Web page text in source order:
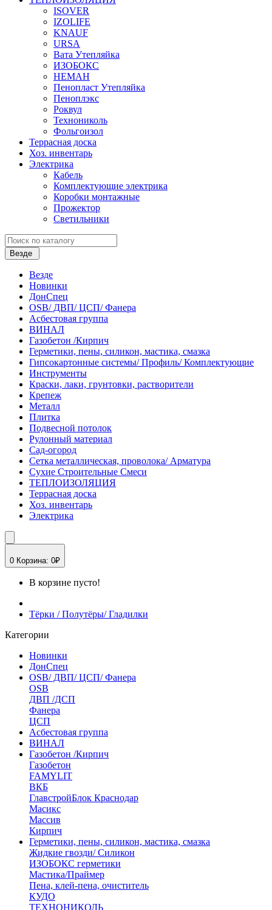
ISOVER
IZOLIFE
KNAUF
URSA
Вата Утепляйка
ИЗОБОКС
НЕМАН
Пенопласт Утепляйка
Пеноплэкс
Роквул
Технониколь
Фольгоизол
Террасная доска
Хоз. инвентарь
Электрика
Кабель
Комплектующие электрика
Коробки монтажные
Прожектор
Светильники
Везде
Везде
Новинки
ДонСпец
OSB/ ДВП/ ЦСП/ Фанера
Асбестовая группа
ВИНАЛ
Газобетон /Кирпич
Герметики, пены, силикон, мастика, смазка
Гипсокартонные системы/ Профиль/ Комплектующие
Инструменты
Краски, лаки, грунтовки, растворители
Крепеж
Металл
Плитка
Подвесной потолок
Рулонный материал
Сад-огород
Сетка металлическая, проволока/ Арматура
Сухие Строительные Смеси
ТЕПЛОИЗОЛЯЦИЯ
Террасная доска
Хоз. инвентарь
Электрика
0 Корзина: 0₽
В корзине пусто!
Тёрки / Полутёры/ Гладилки
Категории
Новинки
ДонСпец
OSB/ ДВП/ ЦСП/ Фанера
OSB
ДВП /ДСП
Фанера
ЦСП
Асбестовая группа
ВИНАЛ
Газобетон /Кирпич
Газобетон
FAMYLIT
ВКБ
ГлавстройБлок Краснодар
Масикс
Массив
Кирпич
Герметики, пены, силикон, мастика, смазка
Жидкие гвозди/ Силикон
ИЗОБОКС герметики
Мастика/Праймер
Пена, клей-пена, очиститель
КУДО
ТЕХНОНИКОЛЬ